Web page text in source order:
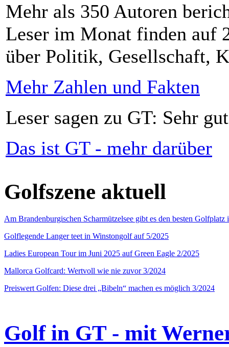
Mehr als 350 Autoren
Leser im Monat finden auf
über Politik, Gesellschaft,
Mehr Zahlen und Fakten
Leser sagen zu GT: Sehr
Das ist GT - mehr darüber
Golfszene aktuell
Am Brandenburgischen Scharmützelsee gibt es den besten
Golflegende Langer teet in Winstongolf auf 5/2025
Ladies European Tour im Juni 2025 auf Green Eagle 2/2025
Mallorca Golfcard: Wertvoll wie nie zuvor 3/2024
Preiswert Golfen: Diese drei „Bibeln“ machen es möglich 3/2024
Golf in GT - mit